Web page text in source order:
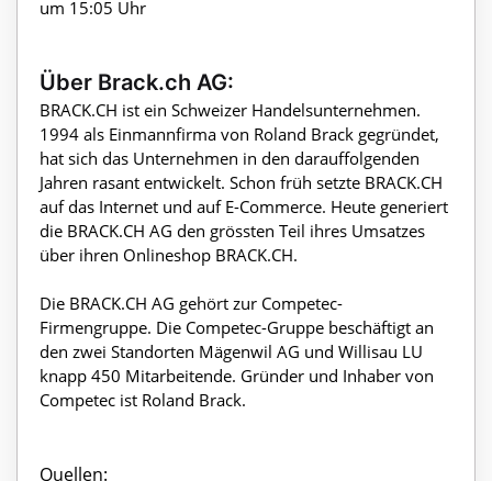
um 15:05 Uhr
Über Brack.ch AG:
BRACK.CH ist ein Schweizer Handelsunternehmen.
1994 als Einmannfirma von Roland Brack gegründet,
hat sich das Unternehmen in den darauffolgenden
Jahren rasant entwickelt. Schon früh setzte BRACK.CH
auf das Internet und auf E-Commerce. Heute generiert
die BRACK.CH AG den grössten Teil ihres Umsatzes
über ihren Onlineshop BRACK.CH.
Die BRACK.CH AG gehört zur Competec-
Firmengruppe. Die Competec-Gruppe beschäftigt an
den zwei Standorten Mägenwil AG und Willisau LU
knapp 450 Mitarbeitende. Gründer und Inhaber von
Competec ist Roland Brack.
Quellen: